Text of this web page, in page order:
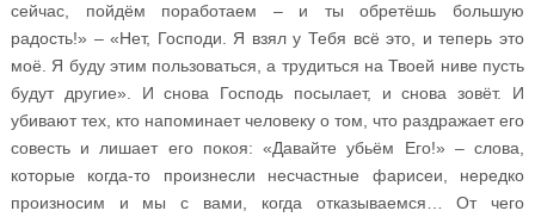
сейчас, пойдём поработаем – и ты обретёшь большую
радость!» – «Нет, Господи. Я взял у Тебя всё это, и теперь это
моё. Я буду этим пользоваться, а трудиться на Твоей ниве пусть
будут другие». И снова Господь посылает, и снова зовёт. И
убивают тех, кто напоминает человеку о том, что раздражает его
совесть и лишает его покоя: «Давайте убьём Его!» – слова,
которые когда-то произнесли несчастные фарисеи, нередко
произносим и мы с вами, когда отказываемся… От чего